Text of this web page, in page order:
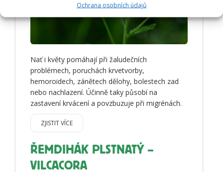
Ochrana osobních údajů
Nať i květy pomáhají při žaludečních
problémech, poruchách krvetvorby,
hemoroidech, zánětech dělohy, bolestech zad
nebo nachlazení. Účinně taky působí na
zastavení krvácení a povzbuzuje při migrénách.
ZJISTIT VÍCE
ŘEMDIHÁK PLSTNATÝ –
VILCACORA